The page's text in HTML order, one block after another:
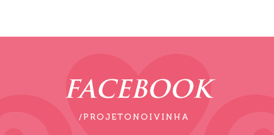
FACEBOOK
/PROJETONOIVINHA